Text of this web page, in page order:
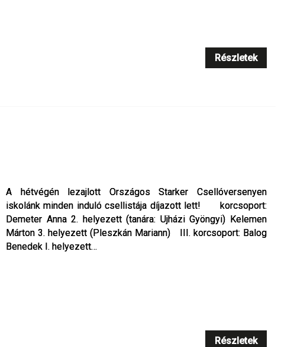
Részletek
Részletek
A hétvégén lezajlott Országos Starker Csellóversenyen
iskolánk minden induló csellistája díjazott lett! korcsoport:
Demeter Anna 2. helyezett (tanára: Ujházi Gyöngyi) Kelemen
Márton 3. helyezett (Pleszkán Mariann) III. korcsoport: Balog
Benedek I. helyezett…
Részletek
A hétvégén lezajlott Országos Starker Csellóversenyen
iskolánk minden induló csellistája díjazott lett! korcsoport:
Demeter Anna 2. helyezett (tanára: Ujházi Gyöngyi) Kelemen
Márton 3. helyezett (Pleszkán Mariann) III. korcsoport: Balog
Benedek I. helyezett…
Részletek